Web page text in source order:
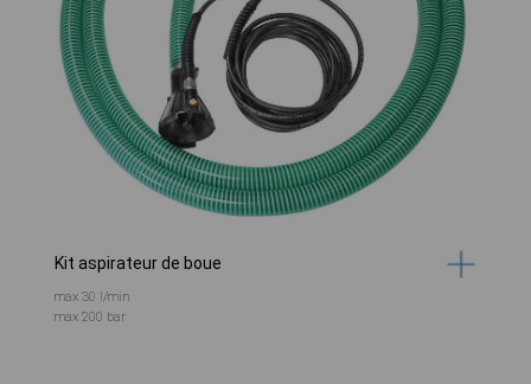
Kit aspirateur de boue
max 30 l/min
max 200 bar